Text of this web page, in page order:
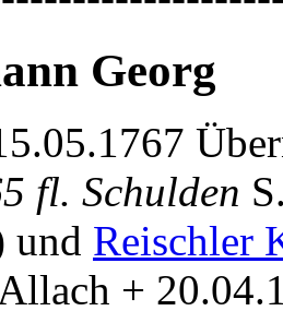
Georg
fl. Schulden
und Reischler
+